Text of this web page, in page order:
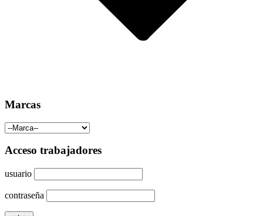
Marcas
Acceso trabajadores
usuario
contraseña